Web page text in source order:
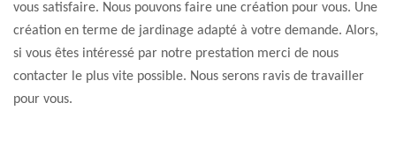
vous satisfaire. Nous pouvons faire une création pour vous. Une
création en terme de jardinage adapté à votre demande. Alors,
si vous êtes intéressé par notre prestation merci de nous
contacter le plus vite possible. Nous serons ravis de travailler
pour vous.